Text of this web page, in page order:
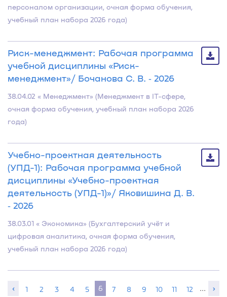
персоналом организации, очная форма обучения,
учебный план набора 2026 года)
Риск-менеджмент: Рабочая программа
учебной дисциплины «Риск-
менеджмент»/ Бочанова С. В. ‐ 2026
38.04.02 « Менеджмент» (Менеджмент в IT-сфере,
очная форма обучения, учебный план набора 2026
года)
Учебно-проектная деятельность
(УПД-1): Рабочая программа учебной
дисциплины «Учебно-проектная
деятельность (УПД-1)»/ Яковишина Д. В.
‐ 2026
38.03.01 « Экономика» (Бухгалтерский учёт и
цифровая аналитика, очная форма обучения,
учебный план набора 2026 года)
‹ 1 2 3 4 5 6 7 8 9 10 11 12 … ›